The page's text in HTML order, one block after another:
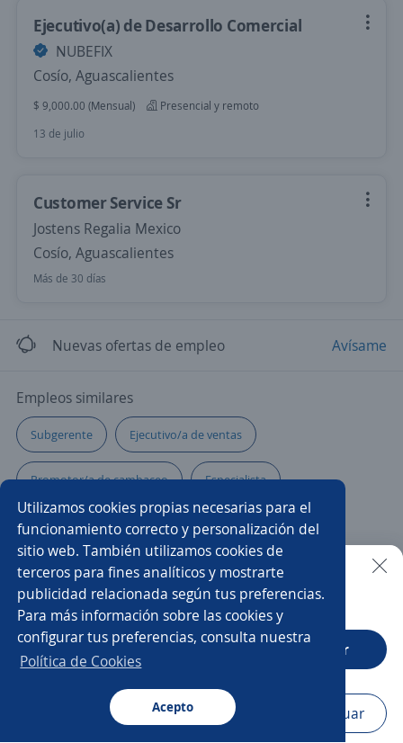
Utilizamos cookies propias necesarias para el
funcionamiento correcto y personalización del
sitio web. También utilizamos cookies de
terceros para fines analíticos y mostrarte
publicidad relacionada según tus preferencias.
Para más información sobre las cookies y
configurar tus preferencias, consulta nuestra
Política de Cookies
Acepto
Ejecutivo(a) de Desarrollo Comercial
NUBEFIX
Cosío, Aguascalientes
$ 9,000.00 (Mensual)
Presencial y remoto
13 de julio
Customer Service Sr
Jostens Regalia Mexico
Cosío, Aguascalientes
Más de 30 días
Nuevas ofertas de empleo Avísame
Empleos similares
Subgerente Ejecutivo/a de ventas
Promotor/a de cambaceo Especialista
Gerente tienda Técnico/a de mantenimiento
Ejecutivo/a Ayudante de limpieza
Auxiliar administrativo/a Asesor/a inmobiliario
Promotor/a asesor de venta
Asistente de producción Ayudante
Buscar es más fácil en la app
CT App Abrir
Navegador Continuar